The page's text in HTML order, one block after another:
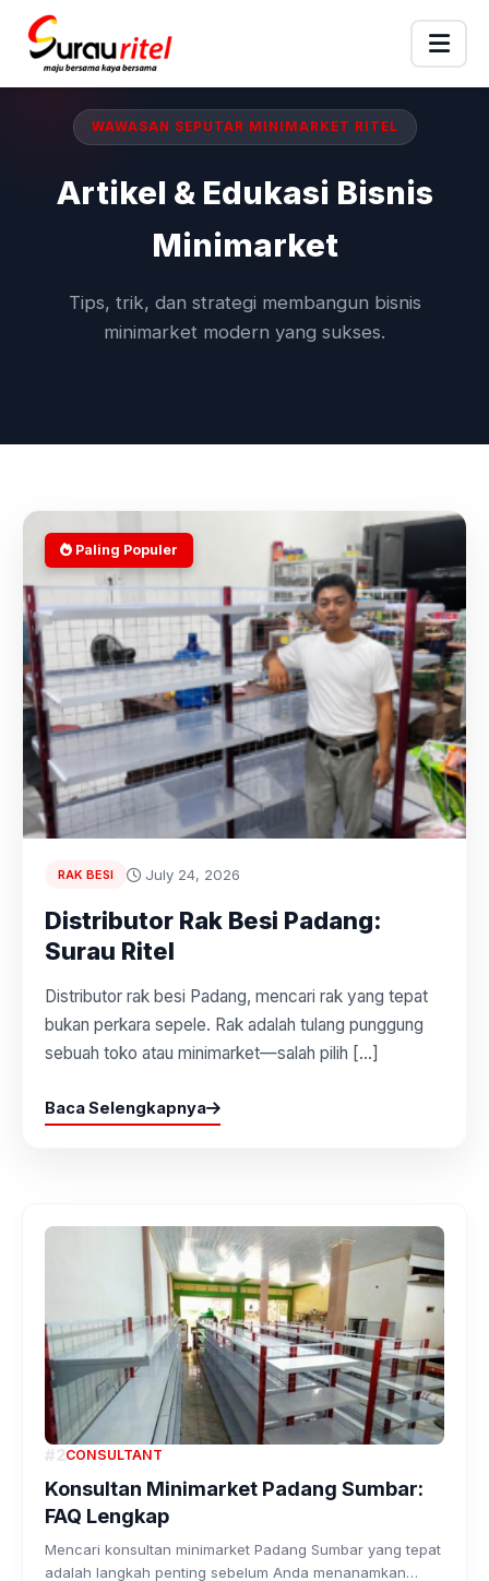
WAWASAN SEPUTAR MINIMARKET RITEL
Artikel & Edukasi Bisnis
Minimarket
Tips, trik, dan strategi membangun bisnis
minimarket modern yang sukses.
Paling Populer
RAK BESI July 24, 2026
Distributor Rak Besi Padang:
Surau Ritel
Distributor rak besi Padang, mencari rak yang tepat
bukan perkara sepele. Rak adalah tulang punggung
sebuah toko atau minimarket—salah pilih […]
Baca Selengkapnya
#2CONSULTANT
Konsultan Minimarket Padang Sumbar:
FAQ Lengkap
Mencari konsultan minimarket Padang Sumbar yang tepat
adalah langkah penting sebelum Anda menanamkan